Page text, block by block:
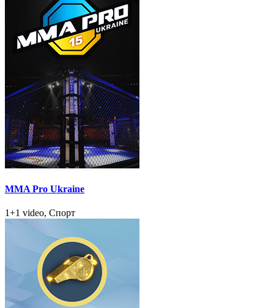
MMA Pro Ukraine
1+1 video, Спорт